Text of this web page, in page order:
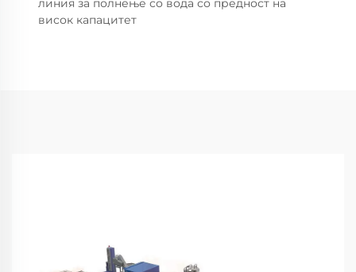
линия за полнење со вода со предност на
висок капацитет